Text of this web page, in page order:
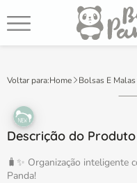
Home Bolsas E Malas
Descrição do Produto
🧳✨ Organização inteligente
Panda!